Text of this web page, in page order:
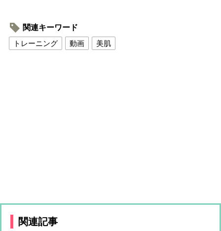
関連キーワード
トレーニング
動画 美肌
関連記事